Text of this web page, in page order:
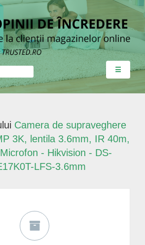
☰
Camera de supraveghere
3K, lentila 3.6mm, IR 40m,
- Hikvision - DS-
LFS-3.6mm